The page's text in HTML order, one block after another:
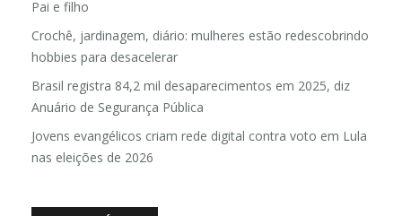
Pai e filho
Crochê, jardinagem, diário: mulheres estão redescobrindo
hobbies para desacelerar
Brasil registra 84,2 mil desaparecimentos em 2025, diz
Anuário de Segurança Pública
Jovens evangélicos criam rede digital contra voto em Lula
nas eleições de 2026